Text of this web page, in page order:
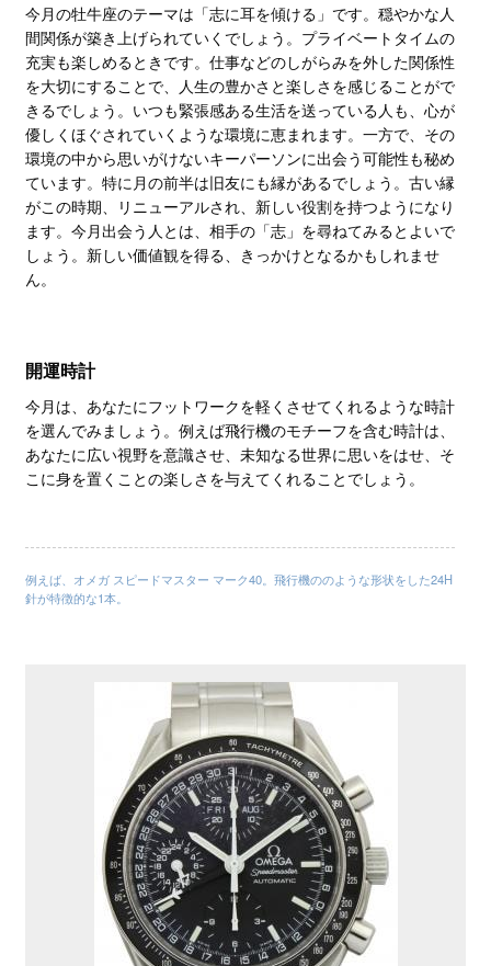
今月の牡牛座のテーマは「志に耳を傾ける」です。穏やかな人
間関係が築き上げられていくでしょう。プライベートタイムの
充実も楽しめるときです。仕事などのしがらみを外した関係性
を大切にすることで、人生の豊かさと楽しさを感じることがで
きるでしょう。いつも緊張感ある生活を送っている人も、心が
優しくほぐされていくような環境に恵まれます。一方で、その
環境の中から思いがけないキーパーソンに出会う可能性も秘め
ています。特に月の前半は旧友にも縁があるでしょう。古い縁
がこの時期、リニューアルされ、新しい役割を持つようになり
ます。今月出会う人とは、相手の「志」を尋ねてみるとよいで
しょう。新しい価値観を得る、きっかけとなるかもしれませ
ん。
開運時計
今月は、あなたにフットワークを軽くさせてくれるような時計
を選んでみましょう。例えば飛行機のモチーフを含む時計は、
あなたに広い視野を意識させ、未知なる世界に思いをはせ、そ
こに身を置くことの楽しさを与えてくれることでしょう。
例えば、オメガ スピードマスター マーク40。飛行機ののような形状をした24H
針が特徴的な1本。